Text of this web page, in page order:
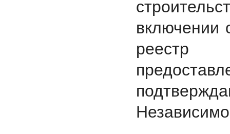
включении
реестр